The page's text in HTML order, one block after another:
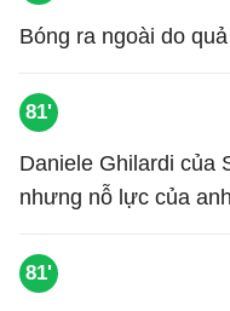
Bóng ra ngoài do
81'
Daniele Ghilardi của
nhưng nỗ lực của
81'